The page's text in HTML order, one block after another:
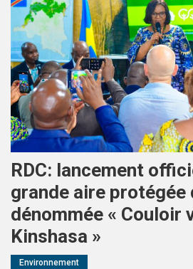
RDC: lancement
grande aire protégée
dénommée « Couloir
Kinshasa »
Environnement